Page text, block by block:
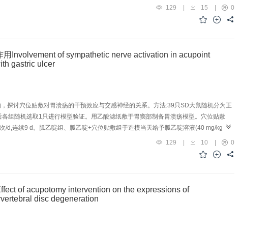
HE染色法观察各组家兔膝关节滑膜组织病理形态学变化；ELISA法检测各组家兔血
胞超微结构及坏死情况；Western blot法检测各组家兔膝关节滑膜组织受体相互作用
常组比较，模型组家兔膝关节皮温明显降低(P<0.01),周径明显增大(P<0.01),彩色多
聚固缩；膝关节滑膜组织RIPK1、RIPK3、p-MLKL及MLKL蛋白表达显著升高
滑膜组织增生、关节腔积液及异常血流信号不同程度减轻；滑膜细
结构破坏及线粒体肿胀、破裂、核固缩不同程度减轻；滑膜组织RIPK1、RIPK3、
129 15
0
Involvement of sympathetic nerve activation in acupoint
gastric ulcer
探讨穴位贴敷对胃溃疡的干预效应与交感神经的关系。方法:39只SD大鼠随机分为正
组随机选取1只进行模型验证。用乙酸滤纸敷于胃窦部制备胃溃疡模型。穴位贴敷
d,连续9 d。胍乙啶组、胍乙啶+穴位贴敷组于造模当天给予胍乙啶溶液(40 mg/kg)腹
蠕动波、胃平滑肌肌电，光镜下观察胃溃疡面积，HE染色法观察胃窦部组织病理学
(P<0.001,P<0.05),溃疡面积增大(P<0.05),胃组织病理学总评分及各项评分(上皮细胞
大鼠体质量比值、胃内压力蠕动波频率、胃肌电慢波频率及胃肌电快波积分均升高
蠕动波频率、胃肌电慢波频率及胃肌电快波积分均降低(P<0.05,P<0.001),溃疡面积增
性细胞浸润评分均升高(P<0.001,P<0.05);胍乙啶+穴位贴敷组大鼠体质量比值、胃内
胃溃疡病理学总评分、黏膜下层水肿评分、出血性损伤评分、炎性细胞浸润评分均
129 | 10 |
0
of acupotomy intervention on the expressions of
disc degeneration